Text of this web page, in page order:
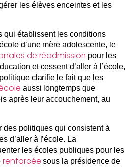
les élèves enceintes et les
qui établissent les conditions
d’une mère adolescente, le
de réadmission pour les
et cessent d’aller à l’école,
clarifie le fait que les
aussi longtemps que
après leur accouchement, au
des politiques qui consistent à
d’aller à l’école. La
les écoles publiques pour les
renforcée sous la présidence de